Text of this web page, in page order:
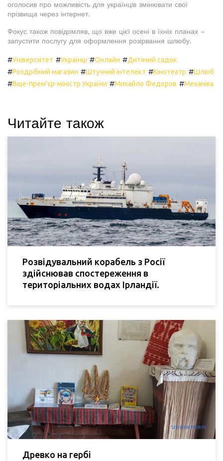
оголосив про можливість для українців змінювати свої
прізвища через інтернет.
Фокус також повідомляв, що вже цієї осені в їхніх планах –
запустити послугу для оформлення розірвання шлюбу.
#Університет #Українці #Онлайн #Дитячий садок
#Роздрібний магазин #Штучний інтелект #Кінотеатр #Шлюб
#Віце-прем'єр-міністр України #Михайло Федоров #Механіка
Читайте також
Розвідувальний корабель з Росії
здійснював спостереження в
територіальних водах Ірландії.
Древко на гербі